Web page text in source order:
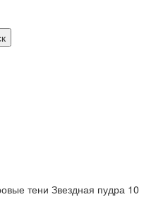
тени Звездная пудра 10